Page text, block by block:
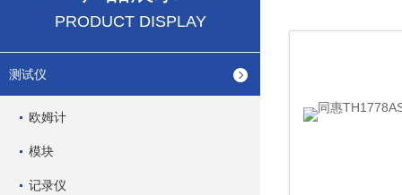
PRODUCT DISPLAY
测试仪
欧姆计
模块
记录仪